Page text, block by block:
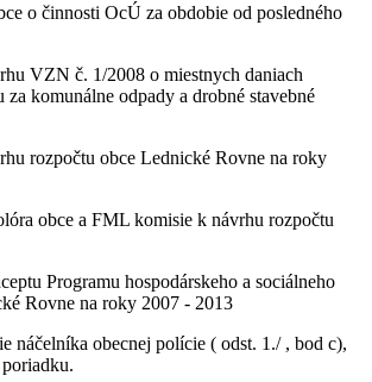
o činnosti OcÚ za obdobie od posledného
VZN č. 1/2008 o miestnych daniach
za komunálne odpady a drobné stavebné
rozpočtu obce Lednické Rovne na roky
obce a FML komisie k návrhu rozpočtu
Programu hospodárskeho a sociálneho
Rovne na roky 2007 - 2013
náčelníka obecnej polície ( odst. 1./ , bod c),